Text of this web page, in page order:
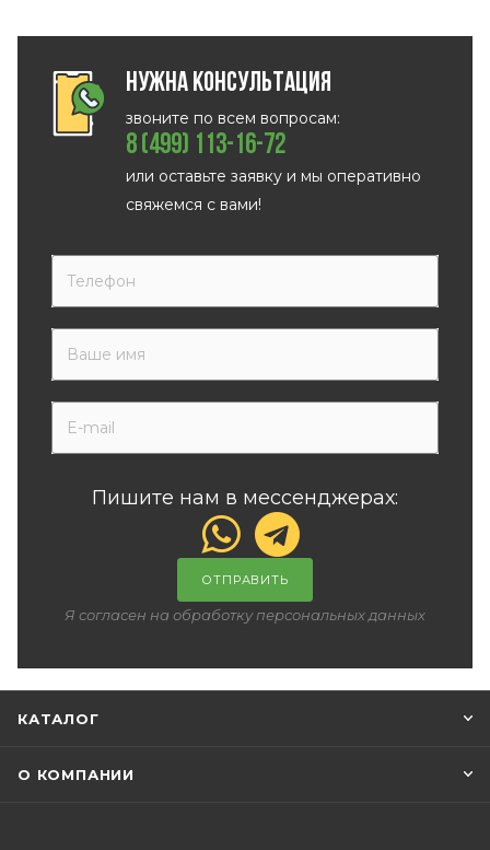
Нужна консультация
звоните по всем вопросам:
8 (499) 113-16-72
или оставьте заявку и мы оперативно
свяжемся с вами!
Пишите нам в мессенджерах:
ОТПРАВИТЬ
Я согласен на обработку персональных данных
КАТАЛОГ
О КОМПАНИИ